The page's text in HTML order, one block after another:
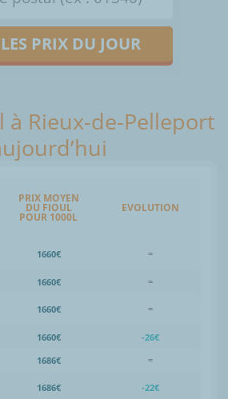
PRIX DU JOUR
à Rieux-de-Pelleport
PRIX MOYEN
DU FIOUL
POUR 1000L
EVOLUTION
1660€ =
1660€
=
1660€ =
1660€
-26€
1686€
=
1686€ -22€